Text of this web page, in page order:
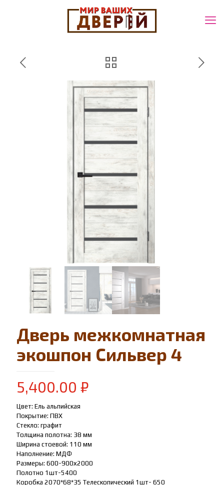
Дверь межкомнатная
экошпон Сильвер 4
5,400.00 ₽
Цвет: Ель альпийская
Покрытие: ПВХ
Стекло: графит
Толщина полотна: 38 мм
Ширина стоевой: 110 мм
Наполнение: МДФ
Размеры: 600-900х2000
Полотно 1шт-5400
Коробка 2070*68*35 Телескопический 1шт- 650